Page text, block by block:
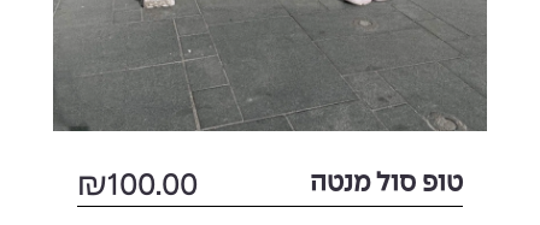
טופ סול מנטה ₪100.00